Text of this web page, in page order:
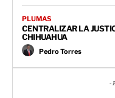
PLUMAS
CENTRALIZAR LA
CHIHUAHUA
Pedro Torres
-